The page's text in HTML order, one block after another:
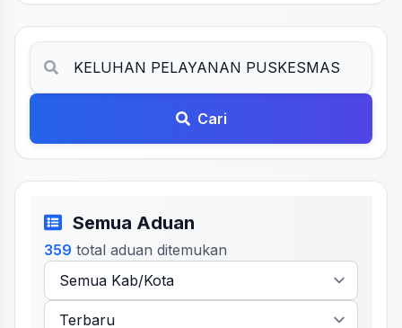
Cari
Semua Aduan
359 total aduan ditemukan